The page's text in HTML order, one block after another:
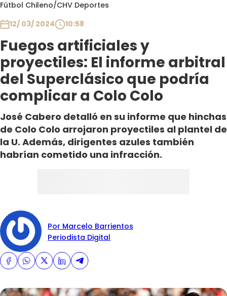
Fútbol Chileno/CHV Deportes
12/ 03/ 2024
10:58
Fuegos artificiales y
proyectiles: El informe arbitral
del Superclásico que podría
complicar a Colo Colo
José Cabero detalló en su informe que hinchas
de Colo Colo arrojaron proyectiles al plantel de
la U. Además, dirigentes azules también
habrían cometido una infracción.
Por Marcelo Barrientos
Periodista Digital
Programas
Club De La Comedia
Contigo en Directo
Plan Perfecto
El Tiempo
Sabingo
Todos Los Programas